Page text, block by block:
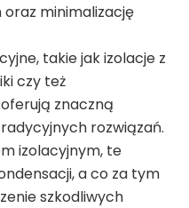
minimalizację
takie jak izolacje z
czy też
znaczną
rozwiązań.
izolacyjnym, te
a co za tym
szkodliwych